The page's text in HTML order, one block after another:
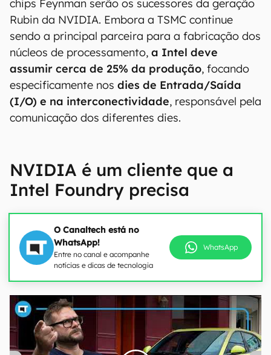
chips Feynman serão os sucessores da geração
Rubin da NVIDIA. Embora a TSMC continue
sendo a principal parceira para a fabricação dos
núcleos de processamento, a Intel deve
assumir cerca de 25% da produção, focando
especificamente nos dies de Entrada/Saída
(I/O) e na interconectividade, responsável pela
comunicação dos diferentes dies.
NVIDIA é um cliente que a
Intel Foundry precisa
O Canaltech está no
WhatsApp!
Entre no canal e acompanhe
notícias e dicas de tecnologia
WhatsApp